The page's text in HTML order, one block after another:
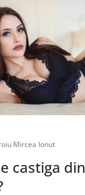
Mircea Ionut
castiga din